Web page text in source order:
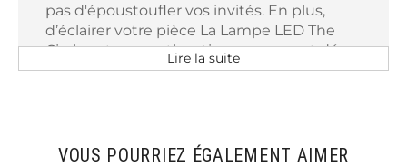
pas d'époustoufler vos invités. En plus,
d’éclairer votre pièce La Lampe LED The
Circle est une authentique œuvre art déco.
Elle fusionne donc le beau à l’utile.
Lire la suite
VOUS POURRIEZ ÉGALEMENT AIMER